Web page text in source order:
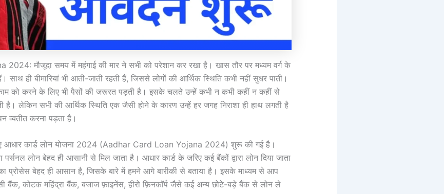
मौजूदा समय में महंगाई की मार ने सभी को परेशान कर रखा है। खास तौर पर मध्यम वर्ग के
ही बीमारियां भी आती-जाती रहती हैं, जिससे लोगों की आर्थिक स्थिति कभी नहीं सुधर पाती।
को करने के लिए भी पैसों की जरूरत पड़ती है। इसके चलते उन्हें कभी न कभी कहीं न कहीं से
लेकिन सभी की आर्थिक स्थिति एक जैसी होने के कारण उन्हें हर जगह निराशा ही हाथ लगती है
व्यतीत करना पड़ता है।
आधार कार्ड लोन योजना 2024 (Aadhar Card Loan Yojana 2024) शुरू की गई है।
लोन बेहद ही आसानी से मिल जाता है। आधार कार्ड के जरिए कई बैंकों द्वारा लोन दिया जाता
बेहद ही आसान है, जिसके बारे में हमने आगे बारीकी से बताया है। इसके माध्यम से आप
बैंक, कोटक महिंद्रा बैंक, बजाज फ़ाइनेंस, हीरो फ़िनकॉर्प जैसे कई अन्य छोटे-बड़े बैंक से लोन ले